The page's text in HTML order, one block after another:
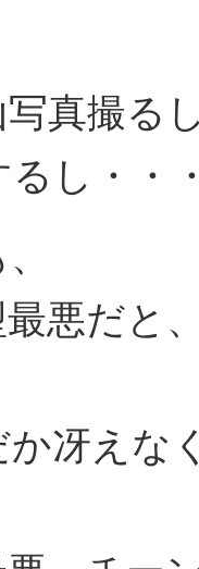
真撮る
し・・
悪だと
か冴えな